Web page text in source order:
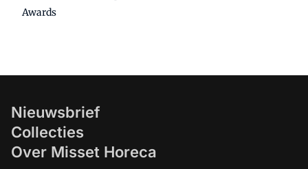
Awards
Nieuwsbrief
Collecties
Over Misset Horeca